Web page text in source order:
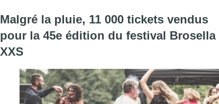
Malgré la pluie, 11 000 tickets vendus
pour la 45e édition du festival Brosella
XXS